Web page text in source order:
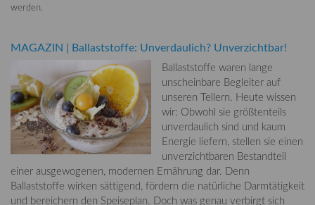
werden.
MAGAZIN | Ballaststoffe: Unverdaulich? Unverzichtbar!
Ballaststoffe waren lange
unscheinbare Begleiter auf
unseren Tellern. Heute wissen
wir: Obwohl sie größtenteils
unverdaulich sind und kaum
Energie liefern, stellen sie einen
unverzichtbaren Bestandteil
einer ausgewogenen, modernen Ernährung dar. Denn
Ballaststoffe wirken sättigend, fördern die natürliche Darmtätigkeit
und bereichern den Speiseplan. Doch was genau verbirgt sich